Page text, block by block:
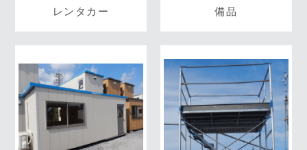
レンタカー 備品